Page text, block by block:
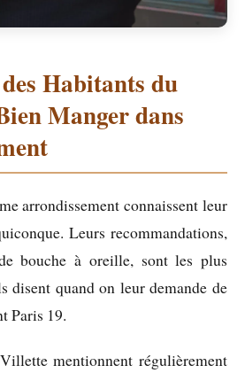
Habitants du
Manger dans
arrondissement connaissent leur
Leurs recommandations,
bouche à oreille, sont les plus
disent quand on leur demande de
Paris 19.
mentionnent régulièrement